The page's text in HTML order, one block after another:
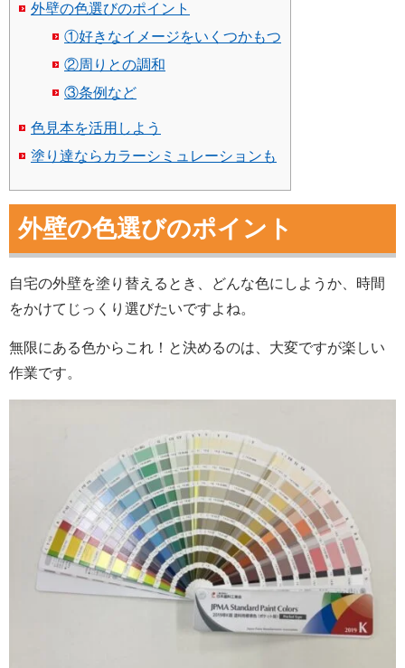
外壁の色選びのポイント
①好きなイメージをいくつかもつ
②周りとの調和
③条例など
色見本を活用しよう
塗り達ならカラーシミュレーションも
外壁の色選びのポイント
自宅の外壁を塗り替えるとき、どんな色にしようか、時間
をかけてじっくり選びたいですよね。
無限にある色からこれ！と決めるのは、大変ですが楽しい
作業です。